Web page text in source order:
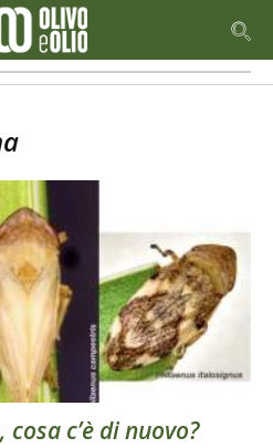
c’è di nuovo?